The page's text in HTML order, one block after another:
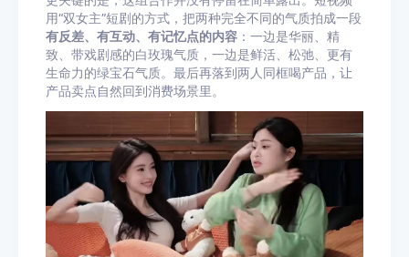
用“双女主”短剧的方式，把两种完全不同的气质拍成一段
有反差、有互动、有记忆点的内容 ：一边是华丽、精
致、带戏剧感的白玫瑰气质，一边是鲜活、松弛、更有
生命力的绿宝石气质。最后再落到两人同框喝产品，让
产品卖点自然回到消费场景里。